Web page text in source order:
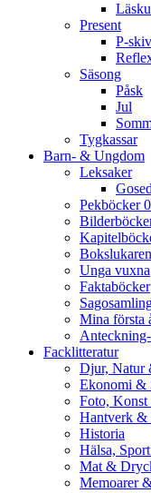
Present
P-
Säsong
Påsk
Jul
Tygkassar
Barn- & Ungdom
Leksaker
Pekböcker
Unga vuxna
Faktaböcker
Mina första
Facklitteratur
Djur, Natur
Ekonomi &
Foto, Konst
Hantverk &
Historia
Hälsa,
Mat &
Memoarer